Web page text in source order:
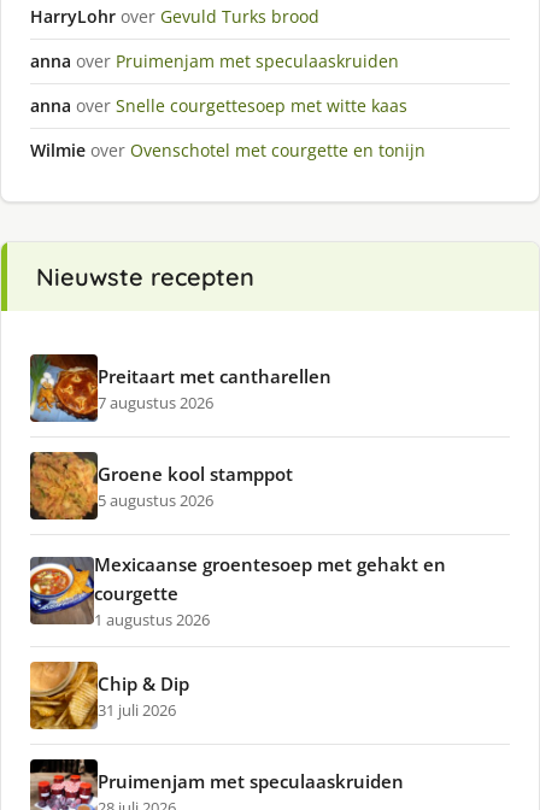
HarryLohr over Gevuld Turks brood
anna over Pruimenjam met speculaaskruiden
anna over Snelle courgettesoep met witte kaas
Wilmie over Ovenschotel met courgette en tonijn
Nieuwste recepten
Preitaart met cantharellen
7 augustus 2026
Groene kool stamppot
5 augustus 2026
Mexicaanse groentesoep met gehakt en
courgette
1 augustus 2026
Chip & Dip
31 juli 2026
Pruimenjam met speculaaskruiden